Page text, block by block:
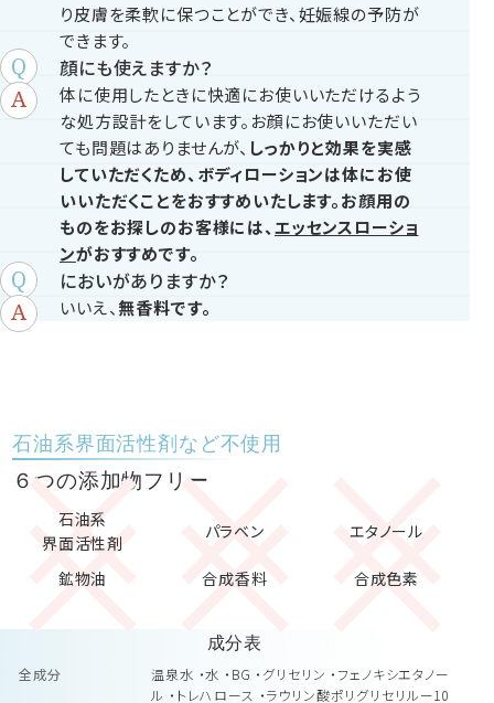
り皮膚を柔軟に保つことができ、妊娠線の予防が
できます。
顔にも使えますか？
体に使用したときに快適にお使いいただけるよう
な処方設計をしています。お顔にお使いいただい
ても問題はありませんが、 しっかりと効果を実感
していただくため、ボディローションは体にお使
いいただくことをおすすめいたします。お顔用の
ものをお探しのお客様には、エッセンスローショ
ンがおすすめです。
においがありますか？
いいえ、 無香料です。
石油系界面活性剤など不使用
６つの添加物フリー
石油系
界面活性剤
パラベン エタノール
鉱物油 合成香料 合成色素
成分表
全成分
温泉水 ・水 ・BG ・グリセリン ・フェノキシエタノー
ル ・トレハロース ・ラウリン酸ポリグリセリルー10